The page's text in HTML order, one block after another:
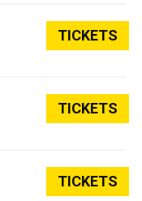
TICKETS
TICKETS
TICKETS